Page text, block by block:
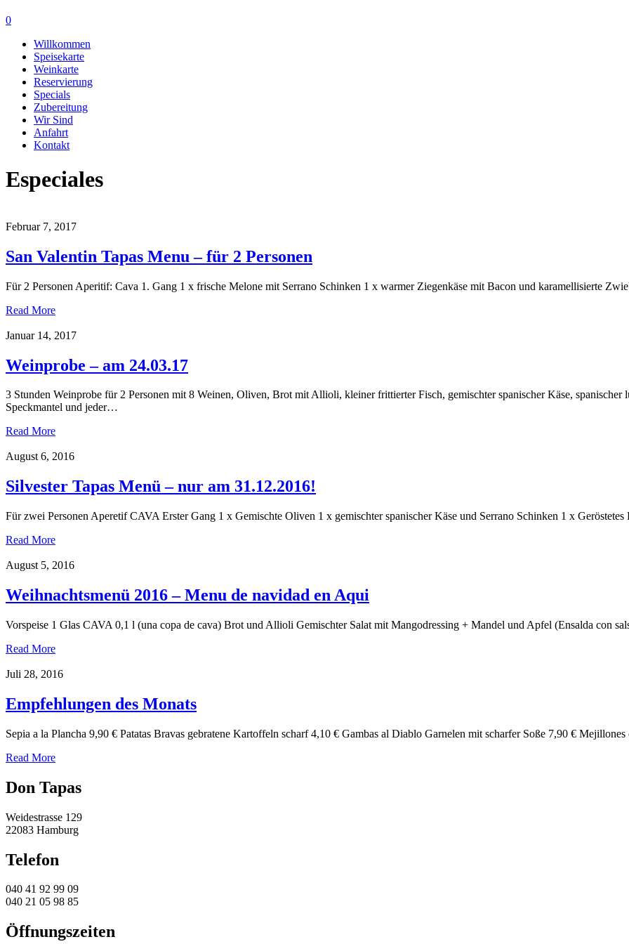
0
Willkommen
Speisekarte
Weinkarte
Reservierung
Specials
Zubereitung
Wir Sind
Anfahrt
Kontakt
Especiales
Februar 7, 2017
San Valentin Tapas Menu – für 2 Personen
Für 2 Personen Aperitif: Cava 1. Gang 1 x frische Melone mit Serrano Schinken 1 x warmer Ziegenkäse mit Bacon und karamellisierte
Read More
Januar 14, 2017
Weinprobe – am 24.03.17
3 Stunden Weinprobe für 2 Personen mit 8 Weinen, Oliven, Brot mit Allioli, kleiner frittierter Fisch, gemischter spanischer Käse,
Speckmantel und jeder…
Read More
August 6, 2016
Silvester Tapas Menü – nur am 31.12.2016!
Für zwei Personen Aperetif CAVA Erster Gang 1 x Gemischte Oliven 1 x gemischter spanischer Käse und Serrano Schinken 1 x
Read More
August 5, 2016
Weihnachtsmenü 2016 – Menu de navidad en Aqui
Vorspeise 1 Glas CAVA 0,1 l (una copa de cava) Brot und Allioli Gemischter Salat mit Mangodressing + Mandel und Apfel (Ensalda con
Read More
Juli 28, 2016
Empfehlungen des Monats
Sepia a la Plancha 9,90 € Patatas Bravas gebratene Kartoffeln scharf 4,10 € Gambas al Diablo Garnelen mit scharfer Soße 7,90 €
Read More
Don Tapas
Weidestrasse 129
22083 Hamburg
Telefon
040 41 92 99 09
040 21 05 98 85
Öffnungszeiten